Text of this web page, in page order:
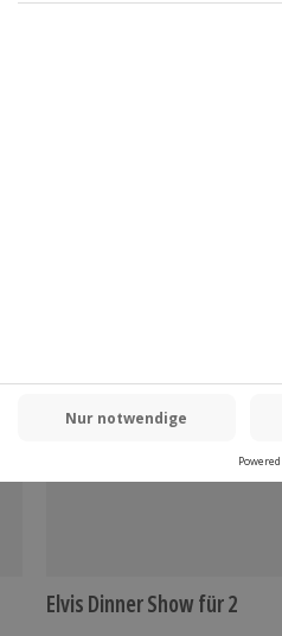
Vorteile.
Elvis Dinner Show für 2